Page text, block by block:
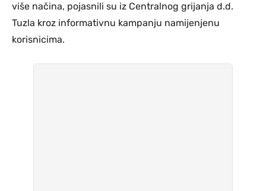
više načina, pojasnili su iz Centralnog grijanja d.d.
Tuzla kroz informativnu kampanju namijenjenu
korisnicima.